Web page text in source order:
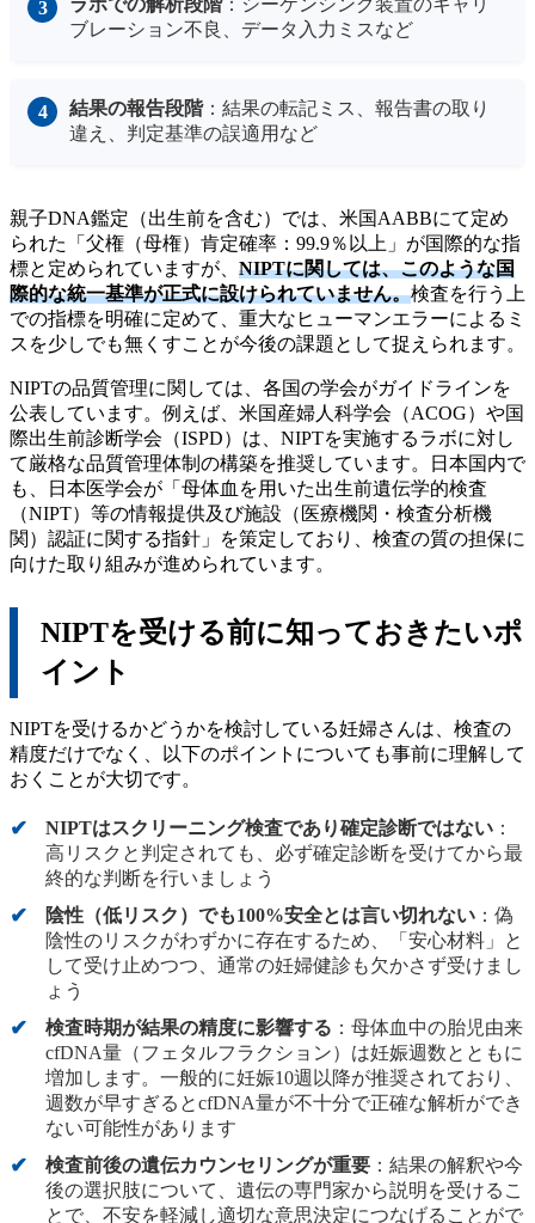
ラボでの解析段階：シーケンシング装置のキャリ
ブレーション不良、データ入力ミスなど
結果の報告段階：結果の転記ミス、報告書の取り
違え、判定基準の誤適用など
親子DNA鑑定（出生前を含む）では、米国AABBにて定め
られた「父権（母権）肯定確率：99.9％以上」が国際的な指
標と定められていますが、 NIPTに関しては、このような国
際的な統一基準が正式に設けられていません。検査を行う上
での指標を明確に定めて、重大なヒューマンエラーによるミ
スを少しでも無くすことが今後の課題として捉えられます。
NIPTの品質管理に関しては、各国の学会がガイドラインを
公表しています。例えば、米国産婦人科学会（ACOG）や国
際出生前診断学会（ISPD）は、NIPTを実施するラボに対し
て厳格な品質管理体制の構築を推奨しています。日本国内で
も、日本医学会が「母体血を用いた出生前遺伝学的検査
（NIPT）等の情報提供及び施設（医療機関・検査分析機
関）認証に関する指針」を策定しており、検査の質の担保に
向けた取り組みが進められています。
NIPTを受ける前に知っておきたいポ
イント
NIPTを受けるかどうかを検討している妊婦さんは、検査の
精度だけでなく、以下のポイントについても事前に理解して
おくことが大切です。
NIPTはスクリーニング検査であり確定診断ではない ：
高リスクと判定されても、必ず確定診断を受けてから最
終的な判断を行いましょう
陰性（低リスク）でも100%安全とは言い切れない ：偽
陰性のリスクがわずかに存在するため、「安心材料」と
して受け止めつつ、通常の妊婦健診も欠かさず受けまし
ょう
検査時期が結果の精度に影響する ：母体血中の胎児由来
cfDNA量（フェタルフラクション）は妊娠週数とともに
増加します。一般的に妊娠10週以降が推奨されており、
週数が早すぎるとcfDNA量が不十分で正確な解析ができ
ない可能性があります
検査前後の遺伝カウンセリングが重要 ：結果の解釈や今
後の選択肢について、遺伝の専門家から説明を受けるこ
とで、不安を軽減し適切な意思決定につなげることがで